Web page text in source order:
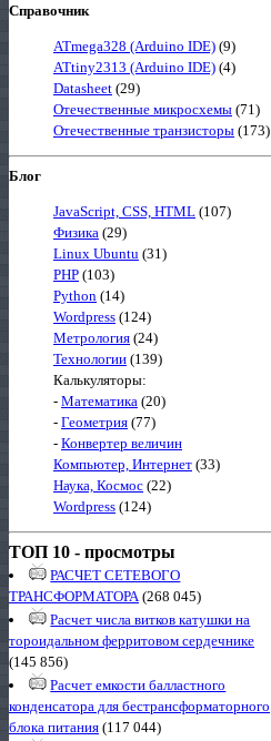
Справочник
ATmega328 (Arduino IDE) (9)
ATtiny2313 (Arduino IDE) (4)
Datasheet (29)
Отечественные микросхемы (71)
Отечественные транзисторы (173)
Блог
JavaScript, CSS, HTML (107)
Физика (29)
Linux Ubuntu (31)
PHP (103)
Python (14)
Wordpress (124)
Метрология (24)
Технологии (139)
Калькуляторы:
- Математика (20)
- Геометрия (77)
- Конвертер величин
Компьютер, Интернет (33)
Наука, Космос (22)
Wordpress (124)
ТОП 10 - просмотры
РАСЧЕТ СЕТЕВОГО
ТРАНСФОРМАТОРА(268 045)
Расчет числа витков катушки на
тороидальном ферритовом сердечнике
(145 856)
Расчет емкости балластного
конденсатора для бестрансформаторного
блока питания (117 044)